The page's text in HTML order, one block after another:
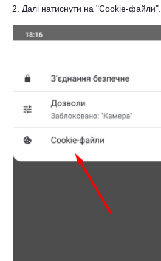
2. Далі натиснути на "Cookie-файли".